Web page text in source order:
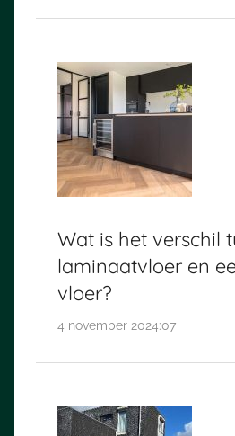
Wat is het verschil
laminaatvloer en
vloer?
4 november 2024:07